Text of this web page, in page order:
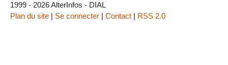
1999 - 2026 AlterInfos - DIAL
Plan du site | Se connecter | Contact | RSS 2.0